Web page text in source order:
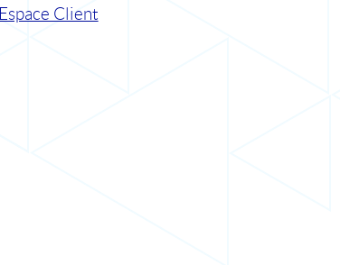
Espace Client